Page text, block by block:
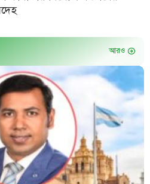
আরও